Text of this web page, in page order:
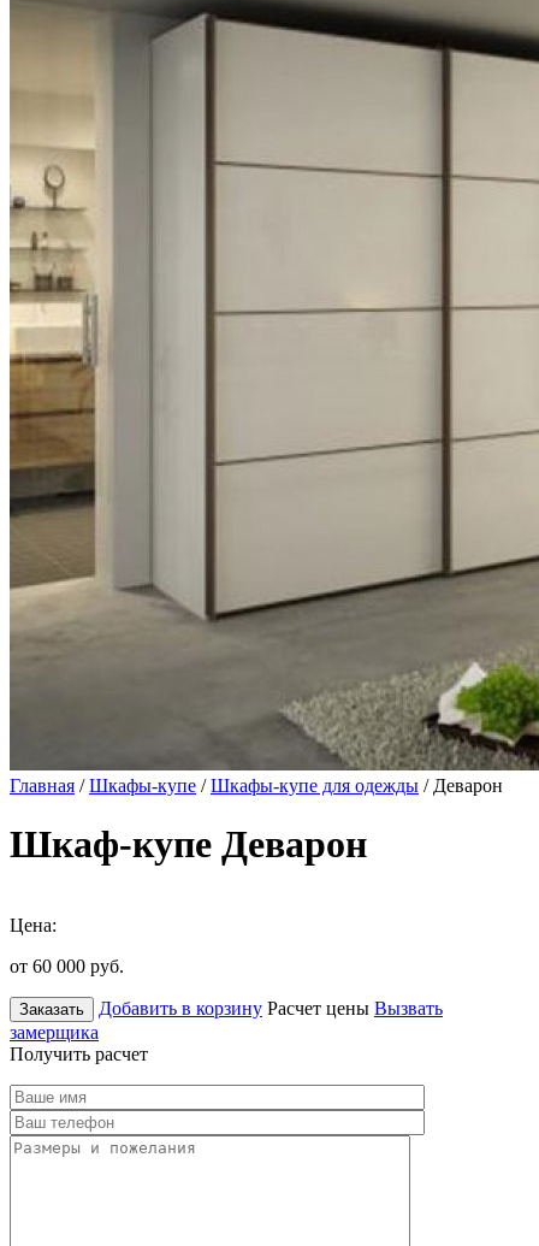
Главная /Шкафы-купе /Шкафы-купе для одежды / Деварон
Шкаф-купе Деварон
Цена:
от 60 000 руб.
Заказать Добавить в корзину Расчет цены Вызвать
замерщика
Получить расчет